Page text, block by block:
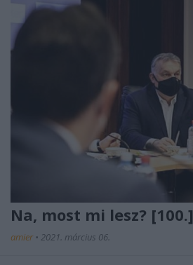
Na, most mi lesz? [100.]
amier • 2021. március 06.